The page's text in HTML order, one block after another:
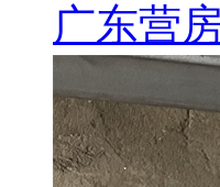
广东营